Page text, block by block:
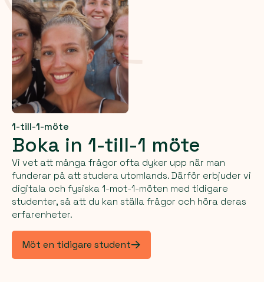
1-till-1-möte
Boka in 1-till-1 möte
Vi vet att många frågor ofta dyker upp när man
funderar på att studera utomlands. Därför erbjuder vi
digitala och fysiska 1-mot-1-möten med tidigare
studenter, så att du kan ställa frågor och höra deras
erfarenheter.
Möt en tidigare student